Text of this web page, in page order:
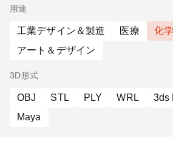
用途
工業デザイン＆製造 医療
化
アート＆デザイン
3D形式
OBJ STL PLY WRL 3ds
Maya